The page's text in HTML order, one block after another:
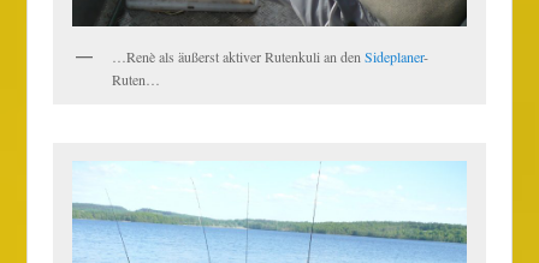
…Renè als äußerst aktiver Rutenkuli an den Sideplaner-
Ruten…